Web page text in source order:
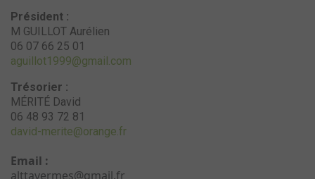
Président :
M GUILLOT Aurélien
06 07 66 25 01
aguillot1999@gmail.com
Trésorier :
MÉRITÉ David
06 48 93 72 81
david-merite@orange.fr
Email :
alttavermes@gmail.fr